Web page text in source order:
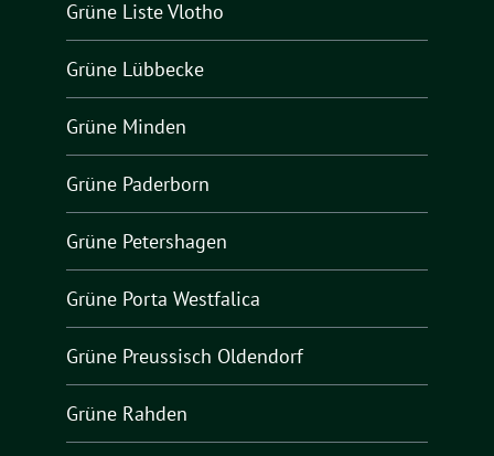
Grüne Liste Vlotho
Grüne Lübbecke
Grüne Minden
Grüne Paderborn
Grüne Petershagen
Grüne Porta Westfalica
Grüne Preussisch Oldendorf
Grüne Rahden